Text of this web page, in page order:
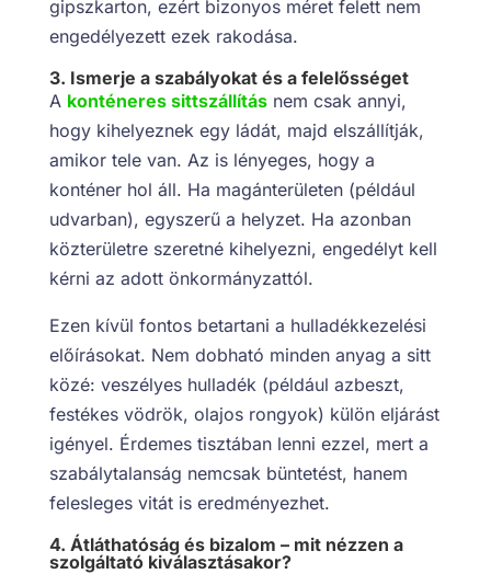
gipszkarton, ezért bizonyos méret felett nem
engedélyezett ezek rakodása.
3. Ismerje a szabályokat és a felelősséget
A konténeres sittszállításnem csak annyi,
hogy kihelyeznek egy ládát, majd elszállítják,
amikor tele van. Az is lényeges, hogy a
konténer hol áll. Ha magánterületen (például
udvarban), egyszerű a helyzet. Ha azonban
közterületre szeretné kihelyezni, engedélyt kell
kérni az adott önkormányzattól.
Ezen kívül fontos betartani a hulladékkezelési
előírásokat. Nem dobható minden anyag a sitt
közé: veszélyes hulladék (például azbeszt,
festékes vödrök, olajos rongyok) külön eljárást
igényel. Érdemes tisztában lenni ezzel, mert a
szabálytalanság nemcsak büntetést, hanem
felesleges vitát is eredményezhet.
4. Átláthatóság és bizalom – mit nézzen a
szolgáltató kiválasztásakor?